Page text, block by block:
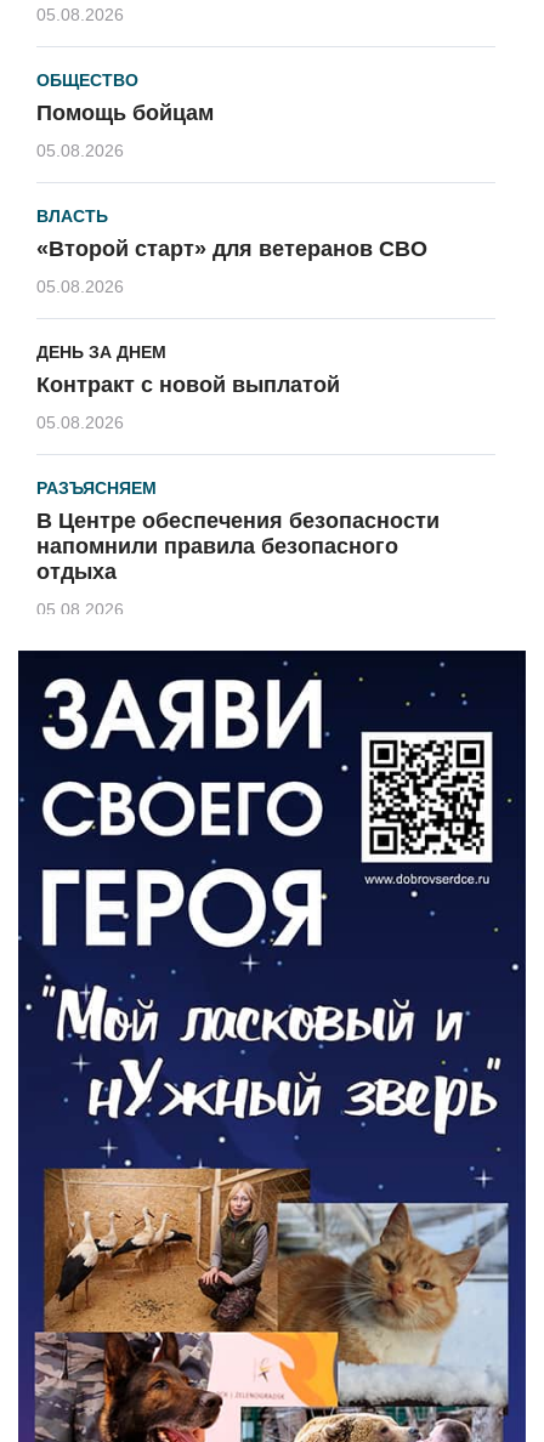
05.08.2026
ОБЩЕСТВО
Помощь бойцам
05.08.2026
ВЛАСТЬ
«Второй старт» для ветеранов СВО
05.08.2026
ДЕНЬ ЗА ДНЕМ
Контракт с новой выплатой
05.08.2026
РАЗЪЯСНЯЕМ
В Центре обеспечения безопасности
напомнили правила безопасного
отдыха
05.08.2026
КУЛЬТУРА
Афиша Зеленоградска
04.08.2026
РАЗЪЯСНЯЕМ
Борьба с борщевиком продолжается
04.08.2026